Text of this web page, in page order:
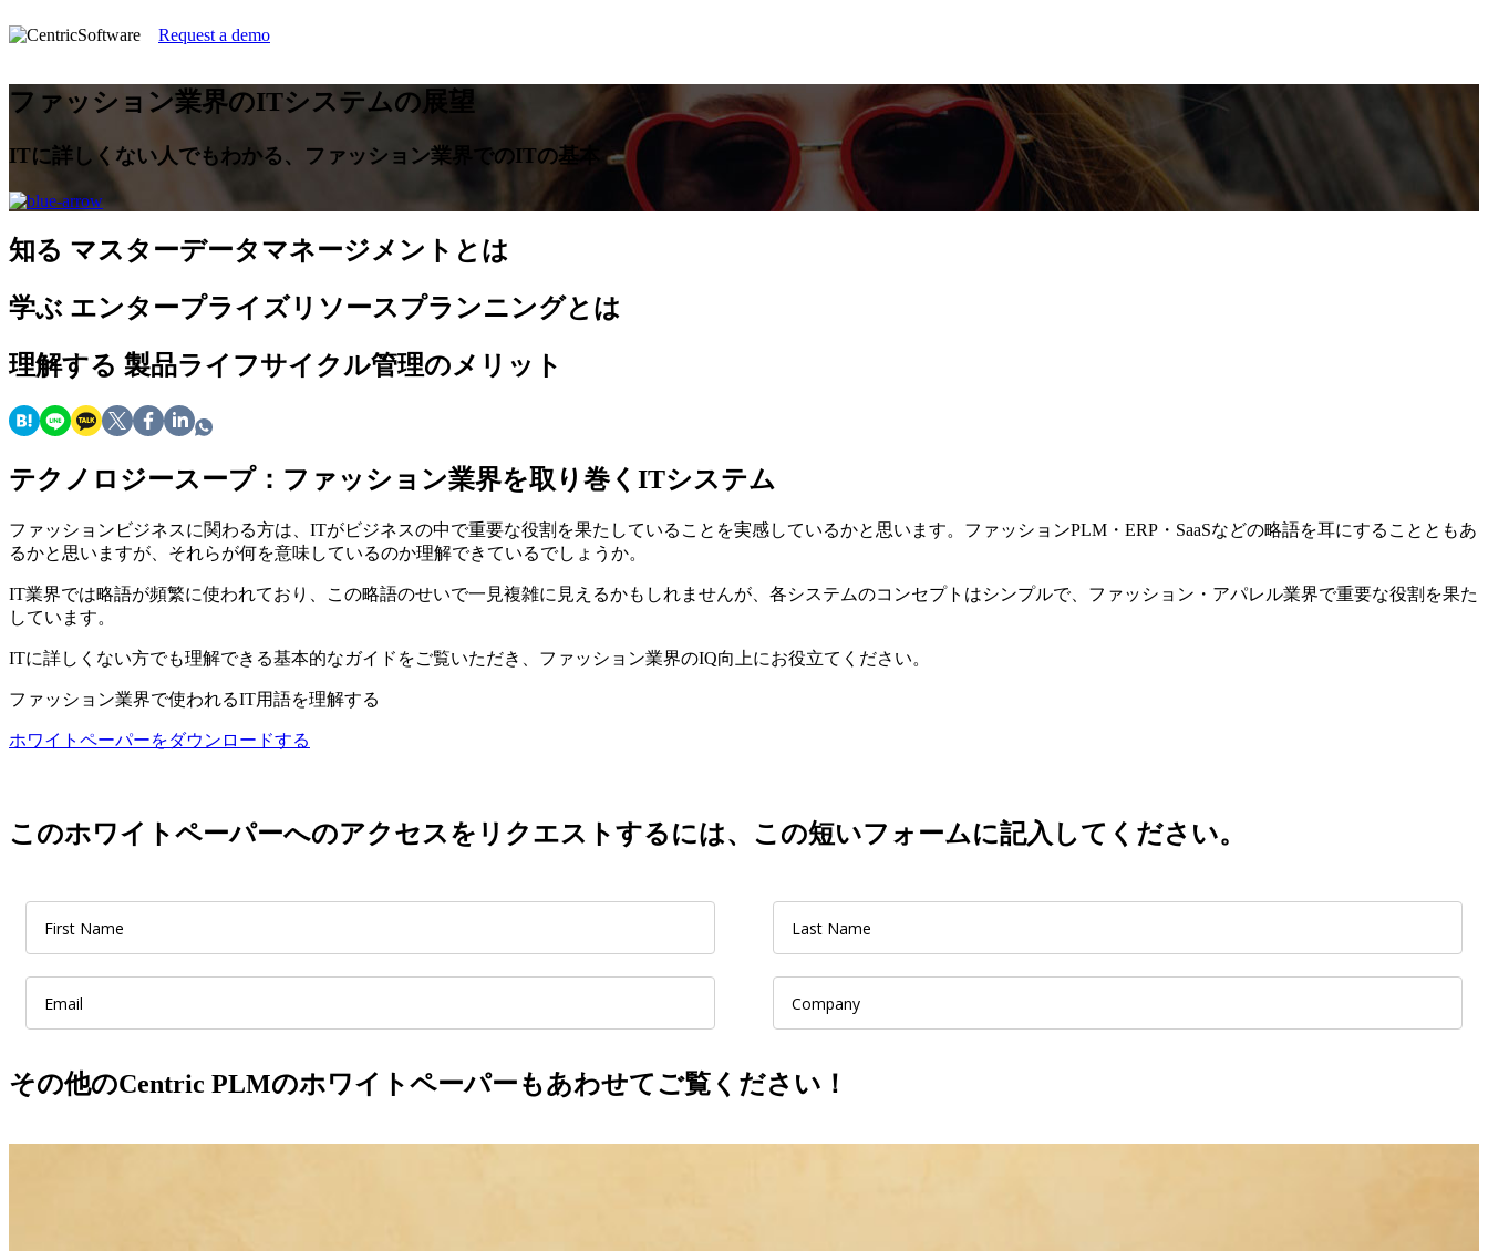
Request a demo
ファッション業界のITシステムの展望
ITに詳しくない人でもわかる、ファッション業界でのITの基本
知る マスターデータマネージメントとは
学ぶ エンタープライズリソースプランニングとは
理解する 製品ライフサイクル管理のメリット
テクノロジースープ：ファッション業界を取り巻くITシステム
ファッションビジネスに関わる方は、ITがビジネスの中で重要な役割を果たしていることを実感しているかと思います。ファッションPLM・ERP・SaaSなどの略語を耳にすることともあ
るかと思いますが、それらが何を意味しているのか理解できているでしょうか。
IT業界では略語が頻繁に使われており、この略語のせいで一見複雑に見えるかもしれませんが、各システムのコンセプトはシンプルで、ファッション・アパレル業界で重要な役割を果た
しています。
ITに詳しくない方でも理解できる基本的なガイドをご覧いただき、ファッション業界のIQ向上にお役立てください。
ファッション業界で使われるIT用語を理解する
ホワイトペーパーをダウンロードする
このホワイトペーパーへのアクセスをリクエストするには、この短いフォームに記入してください。
その他のCentric PLMのホワイトペーパーもあわせてご覧ください！